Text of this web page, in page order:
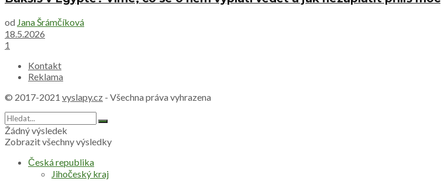
od Jana Šrámčíková
18.5.2026
1
Kontakt
Reklama
© 2017-2021 vyslapy.cz - Všechna práva vyhrazena
Žádný výsledek
Zobrazit všechny výsledky
Česká republika
Jihočeský kraj